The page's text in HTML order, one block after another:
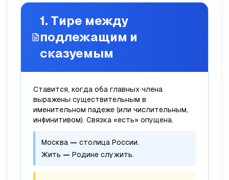
1. Тире между
подлежащим и
сказуемым
Ставится, когда оба главных члена
выражены существительным в
именительном падеже (или числительным,
инфинитивом). Связка «есть» опущена.
Москва — столица России.
Жить — Родине служить.